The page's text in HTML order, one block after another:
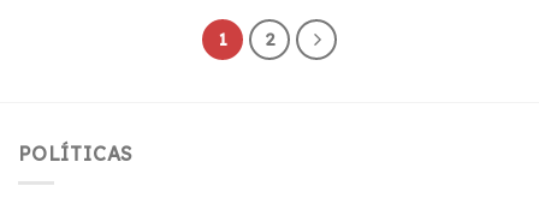
1 2
POLÍTICAS